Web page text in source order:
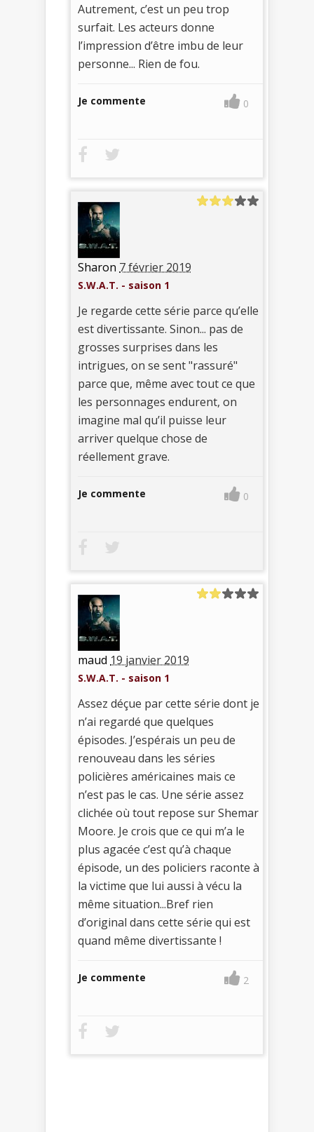
Autrement, c’est un peu trop
surfait. Les acteurs donne
l’impression d’être imbu de leur
personne... Rien de fou.
Je commente 0
Sharon 7 février 2019
S.W.A.T. - saison 1
Je regarde cette série parce qu’elle
est divertissante. Sinon... pas de
grosses surprises dans les
intrigues, on se sent "rassuré"
parce que, même avec tout ce que
les personnages endurent, on
imagine mal qu’il puisse leur
arriver quelque chose de
réellement grave.
Je commente 0
maud 19 janvier 2019
S.W.A.T. - saison 1
Assez déçue par cette série dont je
n’ai regardé que quelques
épisodes. J’espérais un peu de
renouveau dans les séries
policières américaines mais ce
n’est pas le cas. Une série assez
clichée où tout repose sur Shemar
Moore. Je crois que ce qui m’a le
plus agacée c’est qu’à chaque
épisode, un des policiers raconte à
la victime que lui aussi à vécu la
même situation...Bref rien
d’original dans cette série qui est
quand même divertissante !
Je commente 2